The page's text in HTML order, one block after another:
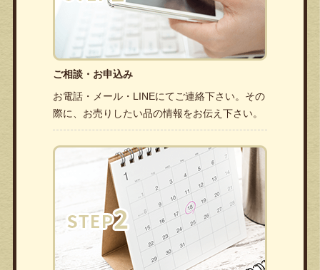
ご相談・お申込み
お電話・メール・LINEにてご連絡下さい。その
際に、お売りしたい品の情報をお伝え下さい。